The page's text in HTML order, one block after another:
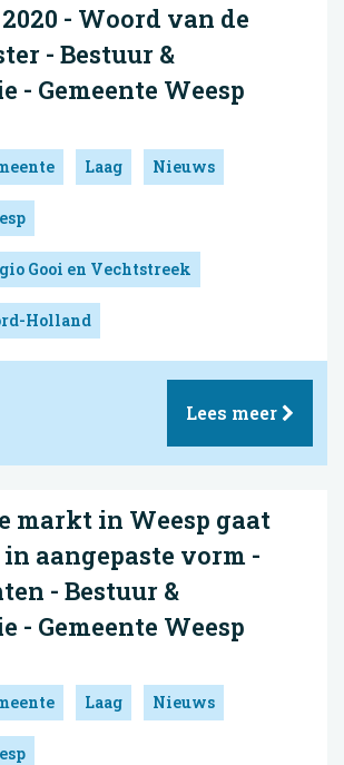
- Woord van de
- Bestuur &
- Gemeente Weesp
Laag Nieuws
Gooi en Vechtstreek
Holland
Lees meer
markt in Weesp gaat
aangepaste vorm -
- Bestuur &
- Gemeente Weesp
Laag Nieuws